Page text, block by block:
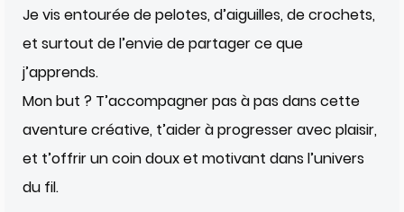
Je vis entourée de pelotes, d’aiguilles, de crochets,
et surtout de l’envie de partager ce que
j’apprends.
Mon but ? T’accompagner pas à pas dans cette
aventure créative, t’aider à progresser avec plaisir,
et t’offrir un coin doux et motivant dans l’univers
du fil.